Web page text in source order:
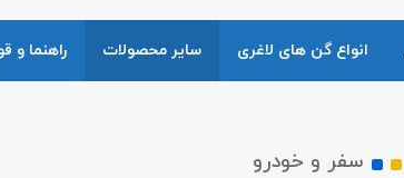
انواع گن های لاغری سایر محصولات راهنما و
سفر و خودرو